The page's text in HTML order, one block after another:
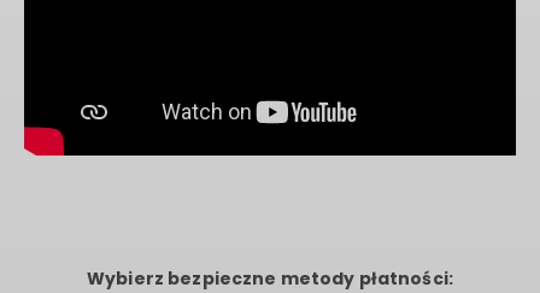
Wybierz bezpieczne metody płatności: